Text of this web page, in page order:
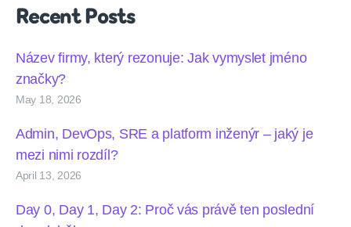
Recent Posts
Název firmy, který rezonuje: Jak vymyslet jméno
značky?
May 18, 2026
Admin, DevOps, SRE a platform inženýr – jaký je
mezi nimi rozdíl?
April 13, 2026
Day 0, Day 1, Day 2: Proč vás právě ten poslední